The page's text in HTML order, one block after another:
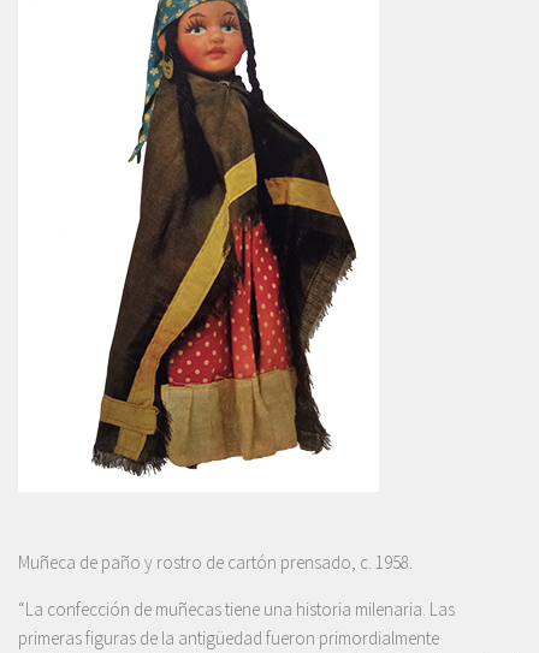
Muñeca de paño y rostro de cartón prensado, c. 1958.
“La confección de muñecas tiene una historia milenaria. Las
primeras figuras de la antigüedad fueron primordialmente